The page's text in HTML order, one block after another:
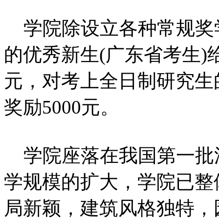
学院除设立各种常规奖
的优秀新生(广东省考生)
元，对考上全日制研究
奖励5000元。
学院座落在我国第一批
学规模的扩大，学院已
局新颖，建筑风格独特